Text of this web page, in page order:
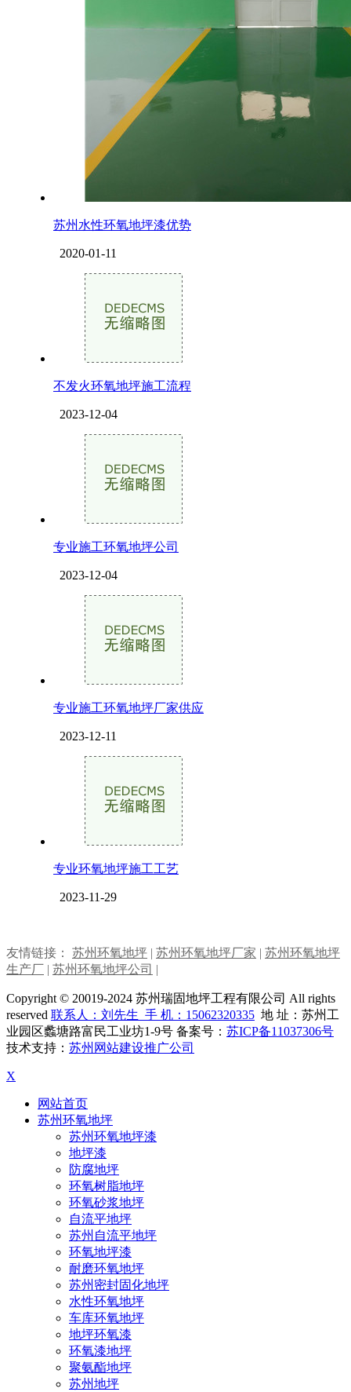
苏州水性环氧地坪漆优势
2020-01-11
不发火环氧地坪施工流程
2023-12-04
专业施工环氧地坪公司
2023-12-04
专业施工环氧地坪厂家供应
2023-12-11
专业环氧地坪施工工艺
2023-11-29
友情链接： 苏州环氧地坪 | 苏州环氧地坪厂家 | 苏州环氧地坪
生产厂 | 苏州环氧地坪公司 |
Copyright © 20019-2024 苏州瑞固地坪工程有限公司 All rights
reserved 联系人：刘先生 手 机： 15062320335 地 址：苏州工
业园区蠡塘路富民工业坊1-9号 备案号： 苏ICP备11037306号
技术支持： 苏州网站建设推广公司
X
网站首页
苏州环氧地坪
苏州环氧地坪漆
地坪漆
防腐地坪
环氧树脂地坪
环氧砂浆地坪
自流平地坪
苏州自流平地坪
环氧地坪漆
耐磨环氧地坪
苏州密封固化地坪
水性环氧地坪
车库环氧地坪
地坪环氧漆
环氧漆地坪
聚氨酯地坪
苏州地坪